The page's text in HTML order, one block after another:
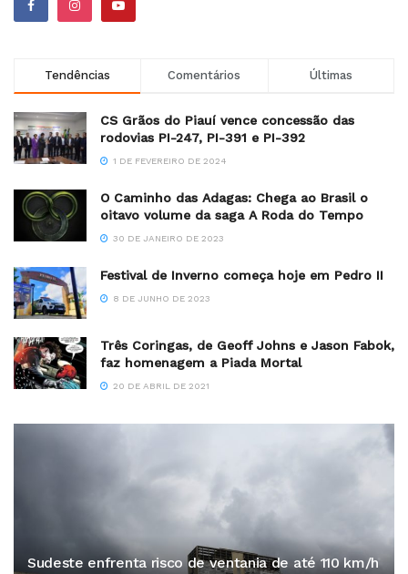
Tendências Comentários Últimas
CS Grãos do Piauí vence concessão das
rodovias PI-247, PI-391 e PI-392
1 DE FEVEREIRO DE 2024
O Caminho das Adagas: Chega ao Brasil o
oitavo volume da saga A Roda do Tempo
30 DE JANEIRO DE 2023
Festival de Inverno começa hoje em Pedro II
8 DE JUNHO DE 2023
Três Coringas, de Geoff Johns e Jason Fabok,
faz homenagem a Piada Mortal
20 DE ABRIL DE 2021
Sudeste enfrenta risco de ventania de até 110 km/h